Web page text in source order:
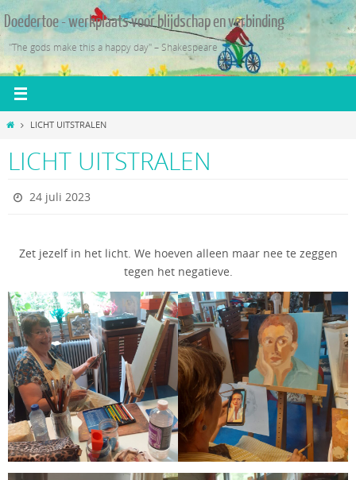
Ga
naar
de
inhoud
Doedertoe - werkplaats voor blijdschap en verbinding
"The gods make this a happy day" – Shakespeare
HomeLICHT UITSTRALEN
LICHT UITSTRALEN
24 juli 2023
Zet jezelf in het licht. We hoeven alleen maar nee te zeggen
tegen het negatieve.